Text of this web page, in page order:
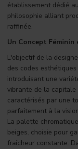
établissement dédié
philosophie alliant
raffinée.
Un Concept
L'objectif de la
des codes
introduisant une
vibrante de la
caractérisés par une
parfaitement à la
La palette
beiges, choisie pour
fraîcheur constante.